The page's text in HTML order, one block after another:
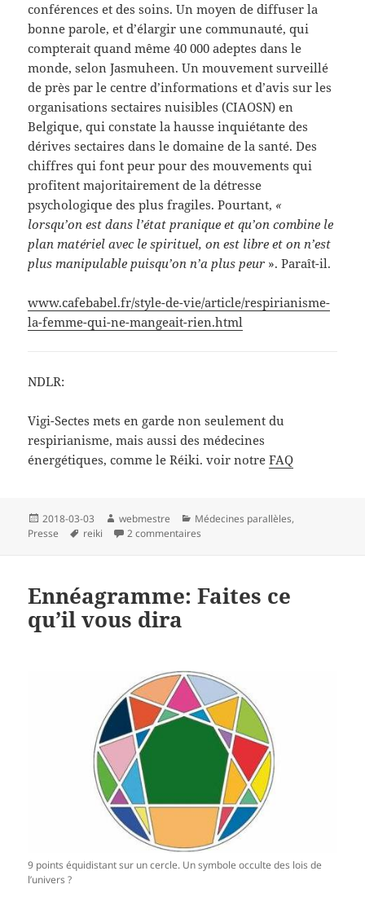
conférences et des soins. Un moyen de diffuser la
bonne parole, et d’élargir une communauté, qui
compterait quand même 40 000 adeptes dans le
monde, selon Jasmuheen. Un mouvement surveillé
de près par le centre d’informations et d’avis sur les
organisations sectaires nuisibles (CIAOSN) en
Belgique, qui constate la hausse inquiétante des
dérives sectaires dans le domaine de la santé. Des
chiffres qui font peur pour des mouvements qui
profitent majoritairement de la détresse
psychologique des plus fragiles. Pourtant, «
lorsqu’on est dans l’état pranique et qu’on combine le
plan matériel avec le spirituel, on est libre et on n’est
plus manipulable puisqu’on n’a plus peur ». Paraît-il.
www.cafebabel.fr/style-de-vie/article/respirianisme-
la-femme-qui-ne-mangeait-rien.html
NDLR:
Vigi-Sectes mets en garde non seulement du
respirianisme, mais aussi des médecines
énergétiques, comme le Réiki. voir notreFAQ
Publié
le
2018-03-03 Auteur
webmestre Catégories
Médecines parallèles,
Presse
Mots-
reiki 2 commentaires
Ennéagramme: Faites ce
qu’il vous dira
9 points équidistant sur un cercle. Un symbole occulte des lois de
l’univers ?